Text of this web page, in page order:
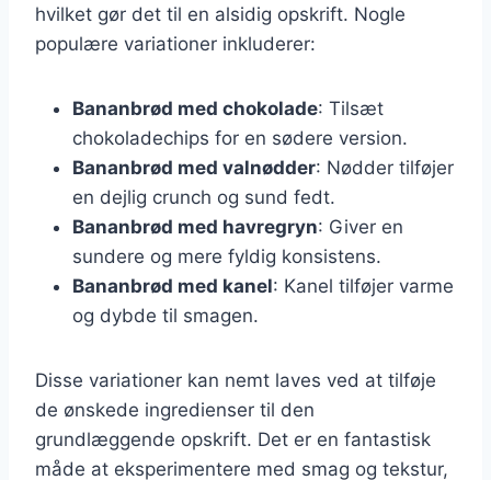
hvilket gør det til en alsidig opskrift. Nogle
populære variationer inkluderer:
Bananbrød med chokolade: Tilsæt
chokoladechips for en sødere version.
Bananbrød med valnødder: Nødder tilføjer
en dejlig crunch og sund fedt.
Bananbrød med havregryn: Giver en
sundere og mere fyldig konsistens.
Bananbrød med kanel: Kanel tilføjer varme
og dybde til smagen.
Disse variationer kan nemt laves ved at tilføje
de ønskede ingredienser til den
grundlæggende opskrift. Det er en fantastisk
måde at eksperimentere med smag og tekstur,